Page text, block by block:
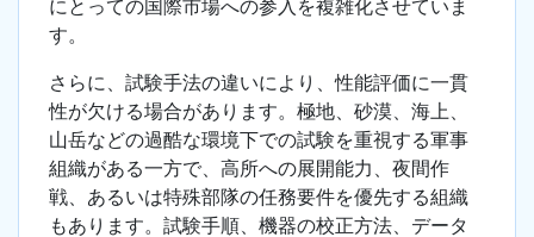
にとっての国際市場への参入を複雑化させていま
す。
さらに、試験手法の違いにより、性能評価に一貫
性が欠ける場合があります。極地、砂漠、海上、
山岳などの過酷な環境下での試験を重視する軍事
組織がある一方で、高所への展開能力、夜間作
戦、あるいは特殊部隊の任務要件を優先する組織
もあります。試験手順、機器の校正方法、データ